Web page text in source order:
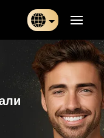
Türkçe
日本語
Indonesia
Български